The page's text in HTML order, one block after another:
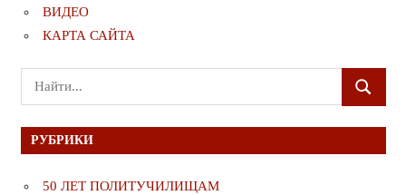
ВИДЕО
КАРТА САЙТА
Поиск
для:
ПОИСК
РУБРИКИ
50 ЛЕТ ПОЛИТУЧИЛИЩАМ